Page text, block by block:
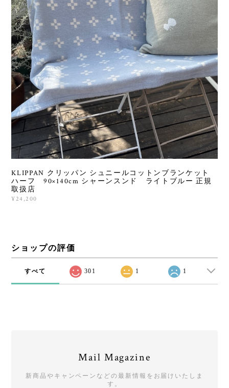
KLIPPAN クリッパン シュニールコットンブランケット
ハーフ 90×140cm シャーンスンド ライトブルー 正規
取扱店
¥24,200
ショップの評価
すべて 301 1 1
Mail Magazine
新商品やキャンペーンなどの最新情報をお届けいたしま
す。